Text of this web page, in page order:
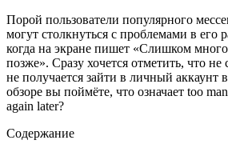
Порой пользователи популярного
могут столкнуться с проблемами в его
когда на экране пишет «Слишком
позже». Сразу хочется отметить, что не
не получается зайти в личный аккаунт
обзоре вы поймёте, что означает too
again later?
Содержание